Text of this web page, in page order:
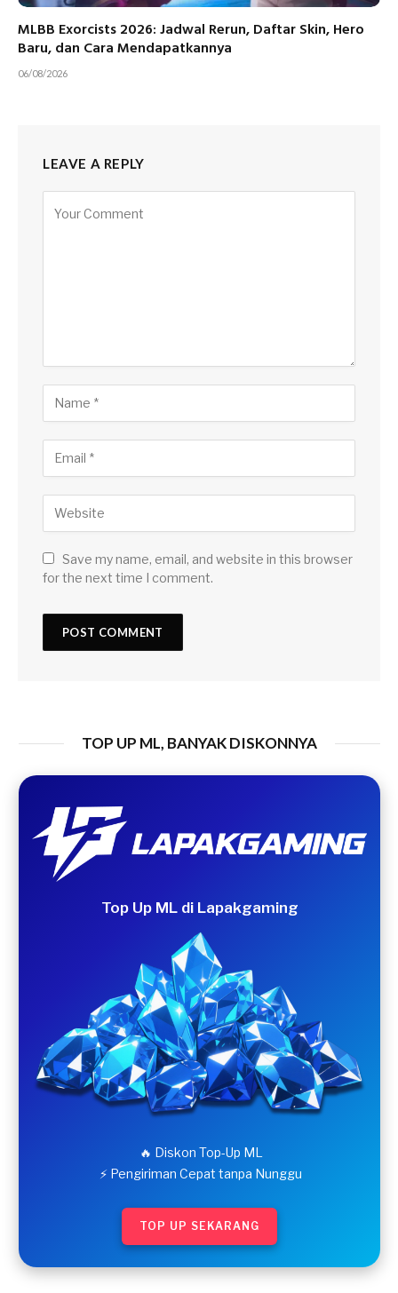
MLBB Exorcists 2026: Jadwal Rerun, Daftar Skin, Hero
Baru, dan Cara Mendapatkannya
06/08/2026
LEAVE A REPLY
Save my name, email, and website in this browser
for the next time I comment.
TOP UP ML, BANYAK DISKONNYA
Top Up ML di Lapakgaming
🔥 Diskon Top-Up ML
⚡ Pengiriman Cepat tanpa Nunggu
TOP UP SEKARANG